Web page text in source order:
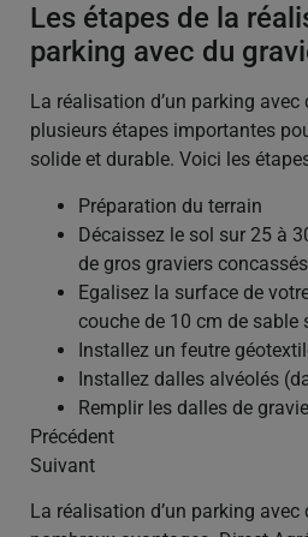
Les étapes de la
parking avec du
La réalisation d’un parking
plusieurs étapes importantes
solide et durable. Voici les
Préparation du terrain
Décaissez le sol sur 25 à
de gros graviers concassés
Egalisez la surface de
couche de 10 cm de sable
Installez un feutre
Installez dalles alvéolés
Remplir les dalles de
Précédent
Suivant
La réalisation d’un parking